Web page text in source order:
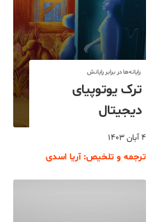
رایانه‌ها در برابر رایانش
ترک یوتوپیای
دیجیتال
۴ آبان ۱۴۰۳
ترجمه و تلخیص: آریا اسدی